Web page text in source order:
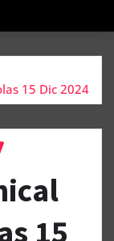
15 Dic 2024
15